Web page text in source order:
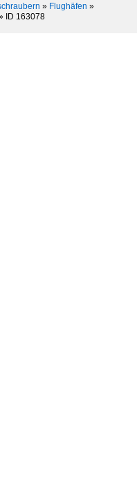
» Flughäfen »
ID 163078